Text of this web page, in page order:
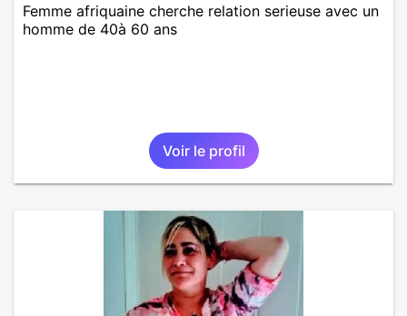
Femme afriquaine cherche relation serieuse avec un
homme de 40à 60 ans
Voir le profil